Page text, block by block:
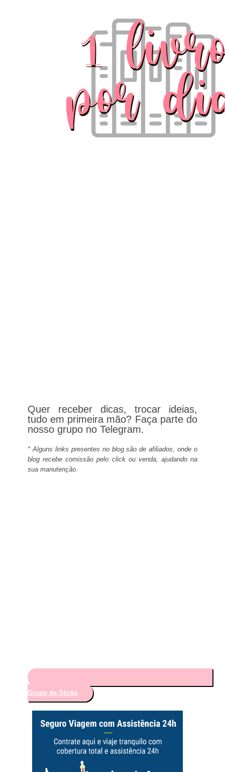
Quer receber dicas, trocar ideias,
tudo em primeira mão? Faça parte do
nosso grupo no Telegram.
* Alguns links presentes no blog são de afiliados, onde o
blog recebe comissão pelo click ou venda, ajudando na
sua manutenção.
Grupo de Sticks